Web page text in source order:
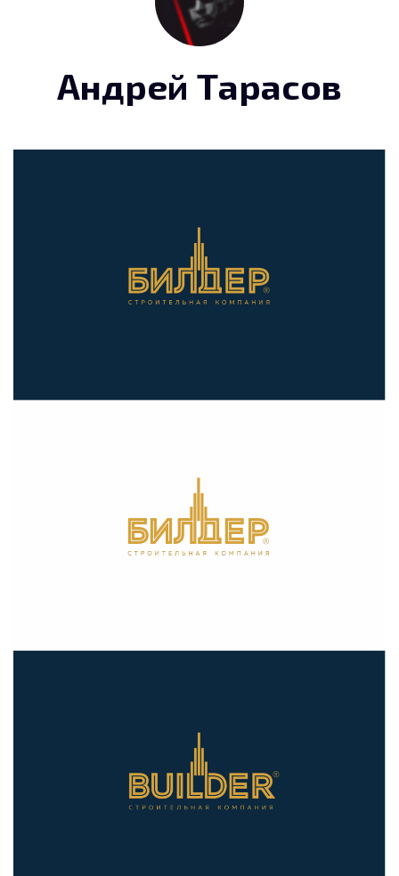
Андрей Тарасов